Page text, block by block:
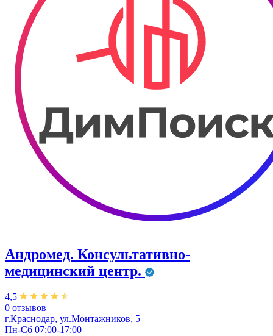
Андромед. Консультативно-
медицинский центр.
4,5
0 отзывов
г.Краснодар, ул.Монтажников, 5
Пн-Сб 07:00-17:00